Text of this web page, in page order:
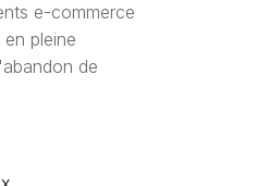
e-commerce
pleine
de